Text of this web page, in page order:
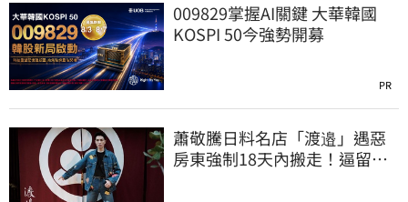
009829掌握AI關鍵 大華韓國
KOSPI 50今強勢開募
PR
蕭敬騰日料名店「渡邉」遇惡
房東強制18天內搬走！逼留裝